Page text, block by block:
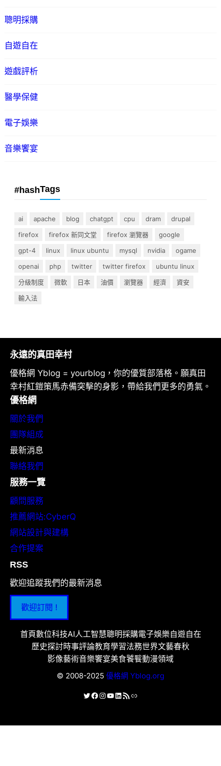
聰明採購
自遊自在
遊戲評析
醫學保健
電子娛樂
音樂饗宴
#hashTags
ai apache blog chatgpt cpu dram
drupal
firefox
firefox 新同文堂 firefox 瀏覽器
google
gpt-4
linux linux ubuntu mysql nvidia
ogame
openai
php twitter twitter firefox
ubuntu linux
分級制度
微軟 日本 油價 瀏覽器 經濟
資安
輸入法
永遠的真田幸村
優格網 Yblog = yourblog，你的優質部落格。願真田
幸村紅鎧策馬赤備突擊的身影，帶給我們更多的勇氣。
優格網
關於我們
團隊組成
最新消息
聯絡我們
服務一覽
顧問服務
推薦網站:CyberQ
網站設計與建構
合作提案
RSS
歡迎追蹤我們的最新消息
歡迎訂閱 !
首頁數位科技AI人工智慧聰明採購電子娛樂自遊自在
歷史探討時事評論教育學習法務世界文藝春秋
影像藝術音樂饗宴美食饕餮動漫領域
© 2008-2025 優格網 Yblog.org
X Facebook
Instagram
YouTube
LinkedIn
RSS 資訊提供連結